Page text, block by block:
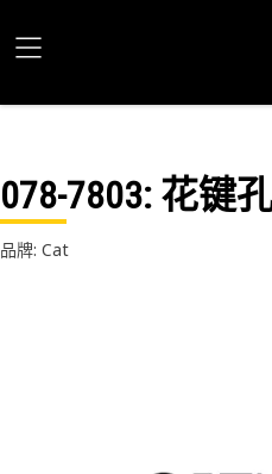
078-7803: 花键
品牌: Cat